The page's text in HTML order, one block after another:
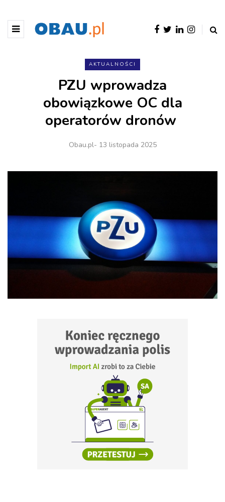
AKTUALNOŚCI
PZU wprowadza
obowiązkowe OC dla
operatorów dronów
Obau.pl- 13 listopada 2025